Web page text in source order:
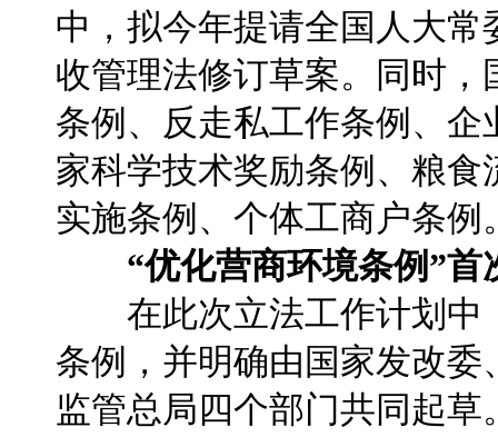
中，拟今年提请全国人大
收管理法修订草案。同时
条例、反走私工作条例、
家科学技术奖励条例、粮
实施条例、个体工商户条例
“优化营商环境条例”首
在此次立法工作计划中
条例，并明确由国家发改
监管总局四个部门共同起草